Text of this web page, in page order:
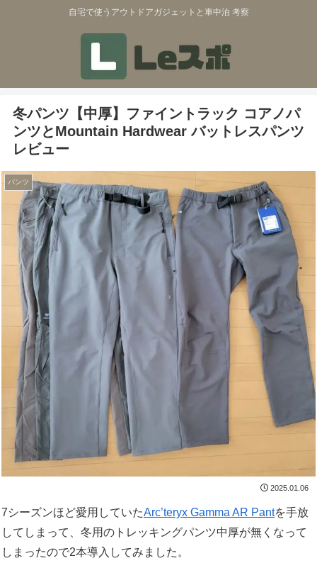
自宅で使うアウトドアガジェットと車中泊 考察
冬パンツ【中厚】ファイントラック コアノパ
ンツとMountain Hardwear バットレスパンツ
レビュー
パンツ
2025.01.06
7シーズンほど愛用していたArc’teryx Gamma AR Pantを手放
してしまって、冬用のトレッキングパンツ中厚が無くなって
しまったので2本導入してみました。